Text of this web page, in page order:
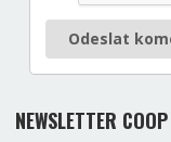
Odeslat
NEWSLETTER